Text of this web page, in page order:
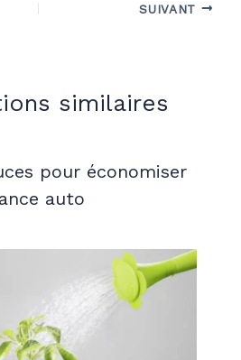
SUIVANT
similaires
pour économiser
auto